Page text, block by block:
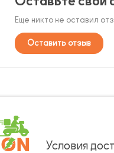
Еще никто не оставил
Оставить отзыв
Условия